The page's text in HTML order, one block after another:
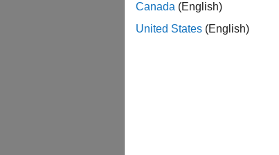
Canada (English)
United States (English)